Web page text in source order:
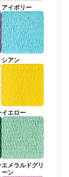
アイボリー
シアン
イエロー
エメラルドグリ
ーン